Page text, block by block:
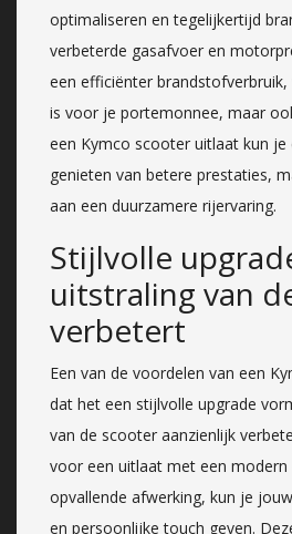
optimaliseren en tegelijkertijd
verbeterde gasafvoer en
een efficiënter
is voor je portemonnee, maar
een Kymco scooter uitlaat kun je
genieten van betere prestaties,
aan een duurzamere rijervaring.
Stijlvolle
uitstraling van
verbetert
Een van de voordelen van een
dat het een stijlvolle upgrade
van de scooter aanzienlijk
voor een uitlaat met een modern
opvallende afwerking, kun je
en persoonlijke touch geven.